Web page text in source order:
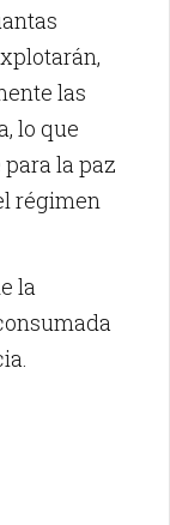
las
lo que
la paz
régimen
la